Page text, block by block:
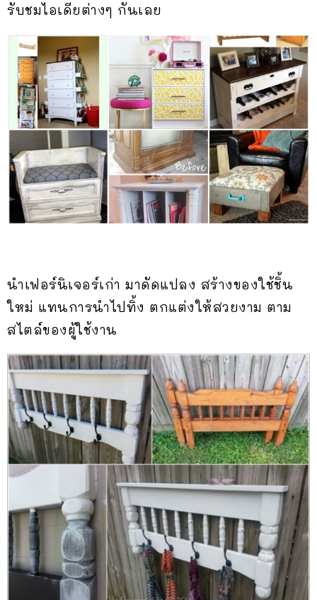
รับชมไอเดียต่างๆ กันเลย
นำเฟอร์นิเจอร์เก่า มาดัดแปลง สร้างของใช้ชิ้น
ใหม่ แทนการนำไปทิ้ง ตกแต่งให้สวยงาม ตาม
สไตล์ของผู้ใช้งาน